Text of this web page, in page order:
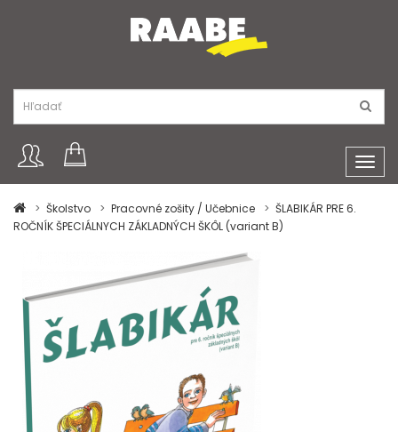
Školstvo
Pracovné zošity / Učebnice
ŠLABIKÁR PRE 6.
ROČNÍK ŠPECIÁLNYCH ZÁKLADNÝCH ŠKÔL (variant B)